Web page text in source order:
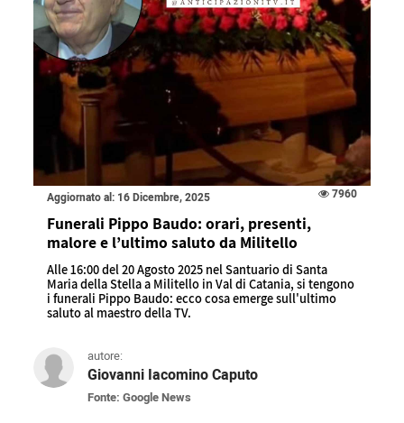
Aggiornato al: 16 Dicembre, 2025 7960
Funerali Pippo Baudo: orari, presenti,
malore e l’ultimo saluto da Militello
Alle 16:00 del 20 Agosto 2025 nel Santuario di Santa
Maria della Stella a Militello in Val di Catania, si tengono
i funerali Pippo Baudo: ecco cosa emerge sull'ultimo
saluto al maestro della TV.
autore:
Giovanni Iacomino Caputo
Fonte: Google News